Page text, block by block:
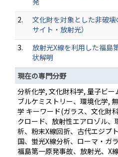
2.
文化財を対象とした非破
サイト・放射光）
3.
放射光X線を利用した福島
状解明
現在の専門分野
分析化学, 文化財科学, 量子ビ
ブルケミストリー、環境化学,
学 キーワード(ガラス、文化財
クロード、放射性エアロゾル
析、粉末X線回折、古代エジプ
国、蛍光X線分析、ローマ・ガ
福島第一原発事故、放射光、X